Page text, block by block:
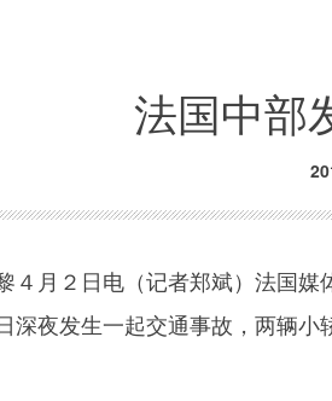
法国中部
月２日电（记者郑斌）法国媒
深夜发生一起交通事故，两辆